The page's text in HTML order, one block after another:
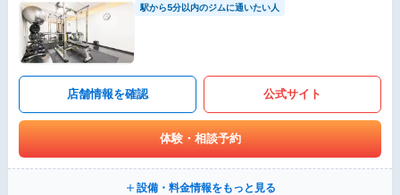
駅から5分以内のジムに通いたい人
店舗情報を確認 公式サイト
体験・相談予約
設備・料金情報をもっと見る